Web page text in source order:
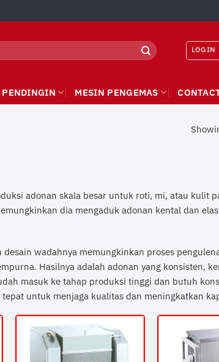
LOGIN
MESIN PENGEMAS
adonan skala besar untuk roti, mi, atau kulit
dia mengaduk adonan kental dan
wadahnya memungkinkan proses
Hasilnya adalah adonan yang konsisten,
masuk ke tahap produksi tinggi dan butuh
untuk menjaga kualitas dan meningkatkan